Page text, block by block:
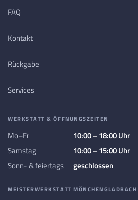
FAQ
Kontakt
Rückgabe
Services
WERKSTATT & ÖFFNUNGSZEITEN
Mo–Fr
10:00 – 18:00 Uhr
Samstag
10:00 – 15:00 Uhr
Sonn- & feiertags
geschlossen
MEISTERWERKSTATT MÖNCHENGLADBACH